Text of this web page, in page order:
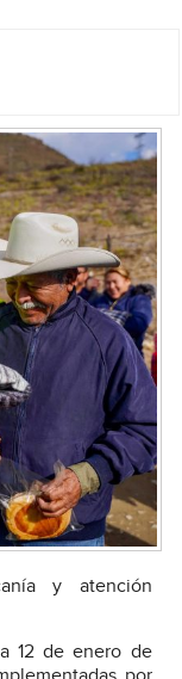
y atención
12 de enero de